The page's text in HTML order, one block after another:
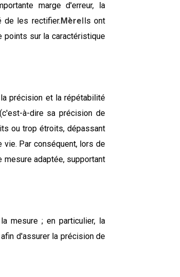
marge d'erreur, la
de les rectifier. Mère Ils ont
points sur la caractéristique
précision et la répétabilité
à-dire sa précision de
ou trop étroits, dépassant
vie. Par conséquent, lors de
mesure adaptée, supportant
mesure ; en particulier, la
d'assurer la précision de